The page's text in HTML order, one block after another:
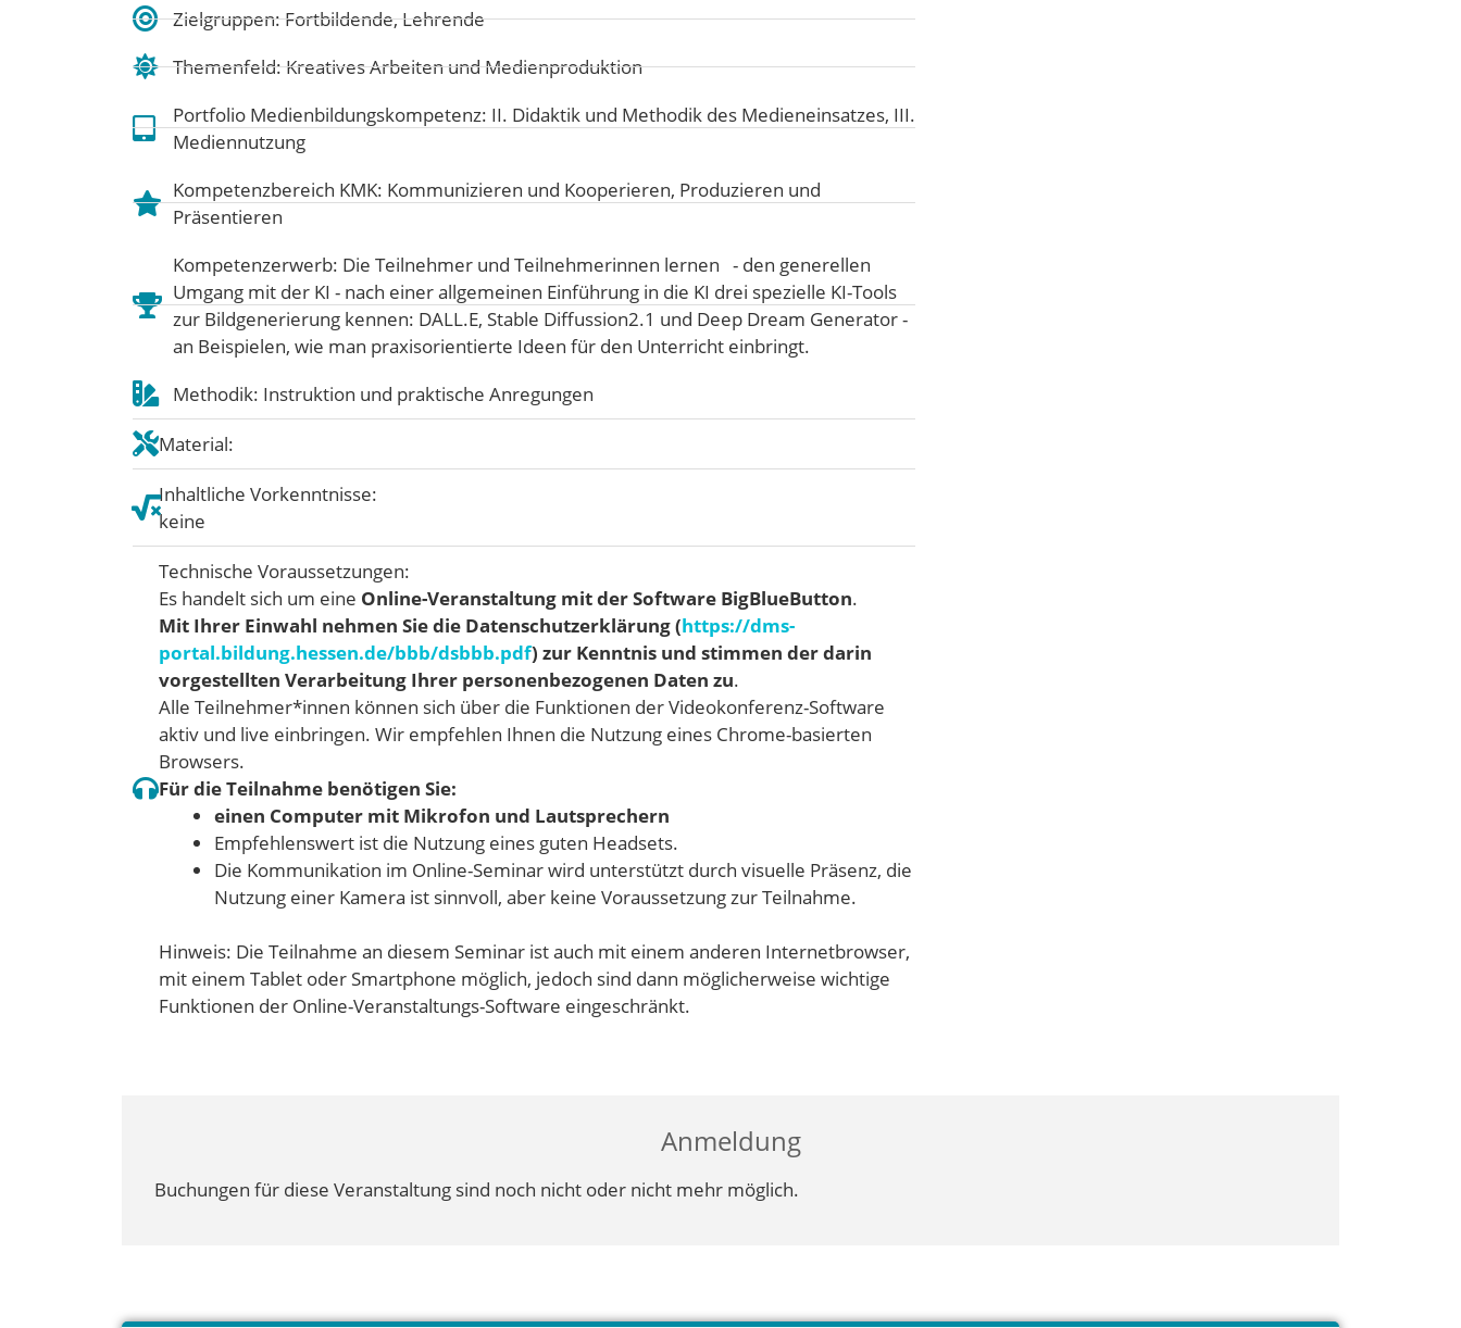
Zielgruppen: Fortbildende, Lehrende
Themenfeld:Kreatives Arbeiten und Medienproduktion
Portfolio Medienbildungskompetenz: II. Didaktik und Methodik des Medieneinsatzes, III.
Mediennutzung
Kompetenzbereich KMK: Kommunizieren und Kooperieren, Produzieren und
Präsentieren
Kompetenzerwerb: Die Teilnehmer und Teilnehmerinnen lernen - den generellen
Umgang mit der KI - nach einer allgemeinen Einführung in die KI drei spezielle KI-Tools
zur Bildgenerierung kennen: DALL.E, Stable Diffussion2.1 und Deep Dream Generator -
an Beispielen, wie man praxisorientierte Ideen für den Unterricht einbringt.
Methodik: Instruktion und praktische Anregungen
Material:
Inhaltliche Vorkenntnisse:
keine
Technische Voraussetzungen:
Es handelt sich um eine Online-Veranstaltung mit der Software BigBlueButton.
Mit Ihrer Einwahl nehmen Sie die Datenschutzerklärung (https://dms-
portal.bildung.hessen.de/bbb/dsbbb.pdf) zur Kenntnis und stimmen der darin
vorgestellten Verarbeitung Ihrer personenbezogenen Daten zu.
Alle Teilnehmer*innen können sich über die Funktionen der Videokonferenz-Software
aktiv und live einbringen. Wir empfehlen Ihnen die Nutzung eines Chrome-basierten
Browsers.
Für die Teilnahme benötigen Sie:
einen Computer mit Mikrofon und Lautsprechern
Empfehlenswert ist die Nutzung eines guten Headsets.
Die Kommunikation im Online-Seminar wird unterstützt durch visuelle Präsenz, die
Nutzung einer Kamera ist sinnvoll, aber keine Voraussetzung zur Teilnahme.
Hinweis: Die Teilnahme an diesem Seminar ist auch mit einem anderen Internetbrowser,
mit einem Tablet oder Smartphone möglich, jedoch sind dann möglicherweise wichtige
Funktionen der Online-Veranstaltungs-Software eingeschränkt.
Anmeldung
Buchungen für diese Veranstaltung sind noch nicht oder nicht mehr möglich.